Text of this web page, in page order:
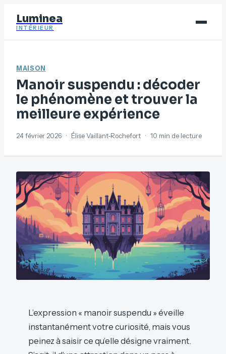
Luminea
INTÉRIEUR
Immobilier
Jardinage
MAISON
Manoir suspendu : décoder
le phénomène et trouver la
meilleure expérience
24 février 2026 · Élise Vaillant-Rochefort · 10 min de lecture
L’expression « manoir suspendu » éveille
instantanément votre curiosité, mais vous
peinez à saisir ce qu’elle désigne vraiment.